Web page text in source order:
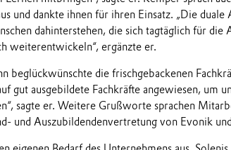
und dankte ihnen für ihren Einsatz. „Die duale
dahinterstehen, die sich tagtäglich für die
weiterentwickeln“, ergänzte er.
beglückwünschte die frischgebackenen
gut ausgebildete Fachkräfte angewiesen, um
sagte er. Weitere Grußworte sprachen
und Auszubildendenvertretung von Evonik